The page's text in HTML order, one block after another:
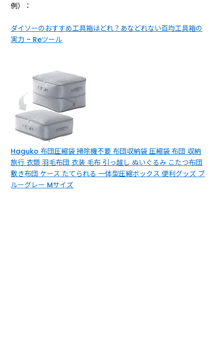
例）：
ダイソーのおすすめ工具箱はどれ？あなどれない百均工具箱の
実力 – Reツール
Haguko 布団圧縮袋 掃除機不要 布団収納袋 圧縮袋 布団 収納
旅行 衣類 羽毛布団 衣装 毛布 引っ越し ぬいぐるみ こたつ布団
敷き布団 ケース たてられる 一体型圧縮ボックス 便利グッズ ブ
ルーグレー Mサイズ